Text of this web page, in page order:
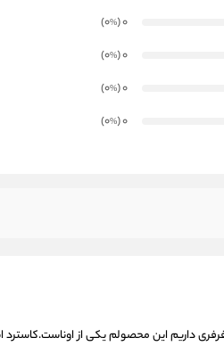
0
(0
%
)
0
(0
%
)
0
(0
%
)
0
(0
%
)
داریم این محصولم یکی از اوناست.کاسترد